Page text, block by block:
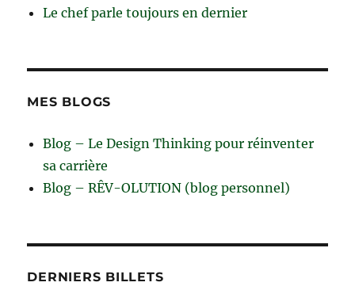
Le chef parle toujours en dernier
MES BLOGS
Blog – Le Design Thinking pour réinventer
sa carrière
Blog – RÊV-OLUTION (blog personnel)
DERNIERS BILLETS